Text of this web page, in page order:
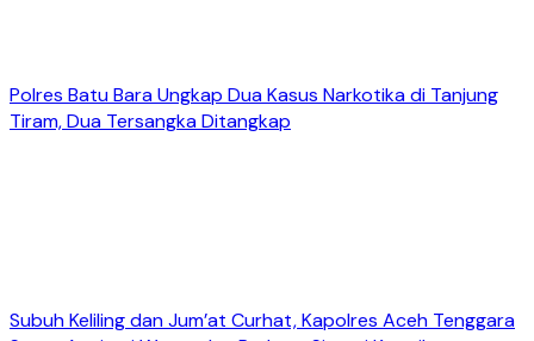
Polres Batu Bara Ungkap Dua Kasus Narkotika di Tanjung
Tiram, Dua Tersangka Ditangkap
Subuh Keliling dan Jum’at Curhat, Kapolres Aceh Tenggara